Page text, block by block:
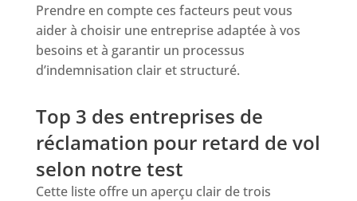
Prendre en compte ces facteurs peut vous
aider à choisir une entreprise adaptée à vos
besoins et à garantir un processus
d’indemnisation clair et structuré.
Top 3 des entreprises de
réclamation pour retard de vol
selon notre test
Cette liste offre un aperçu clair de trois